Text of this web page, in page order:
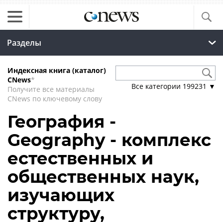
Разделы
Индексная книга (каталог)
CNews*
Получите все материалы
CNews по ключевому слову
Все категории 199231 ▼
География -
Geography - комплекс
естественных и
общественных наук,
изучающих
структуру,